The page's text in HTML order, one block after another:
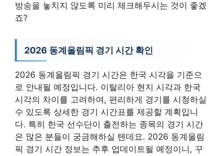
방송을 놓치지 않도록 미리 체크해두시는 것이 좋겠
죠?
2026 동계올림픽 경기 시간 확인
2026 동계올림픽 경기 시간은 한국 시각을 기준으
로 안내될 예정입니다. 이탈리아 현지 시각과 한국
시각의 차이를 고려하여, 편리하게 경기를 시청하실
수 있도록 상세한 경기 시간표를 제공할 계획입니
다. 특히 한국 선수단이 출전하는 종목의 경기 시간
은 많은 분들이 궁금해하실 텐데요. 2026 동계올림
픽 경기 시간 정보는 추후 업데이트될 예정이니, 꾸